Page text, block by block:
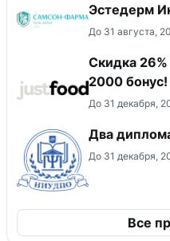
Эстедерм
До 31 августа,
Скидка 26%
2000 бонус!
До 31 декабря,
Два
До 31 декабря,
Все